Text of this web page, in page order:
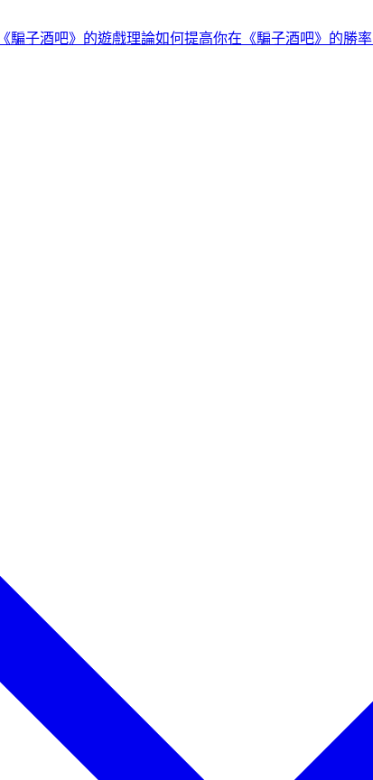
騙子酒吧》的遊戲理論如何提高你在《騙子酒吧》的勝率